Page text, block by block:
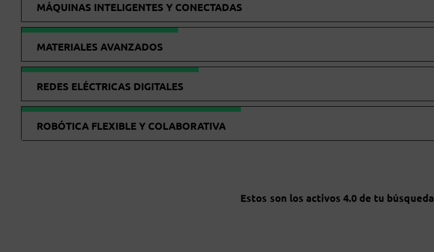
MÁQUINAS INTELIGENTES Y CONECTADAS
MATERIALES AVANZADOS
REDES ELÉCTRICAS DIGITALES
ROBÓTICA FLEXIBLE Y COLABORATIVA
Estos son los activos 4.0 de tu búsqueda